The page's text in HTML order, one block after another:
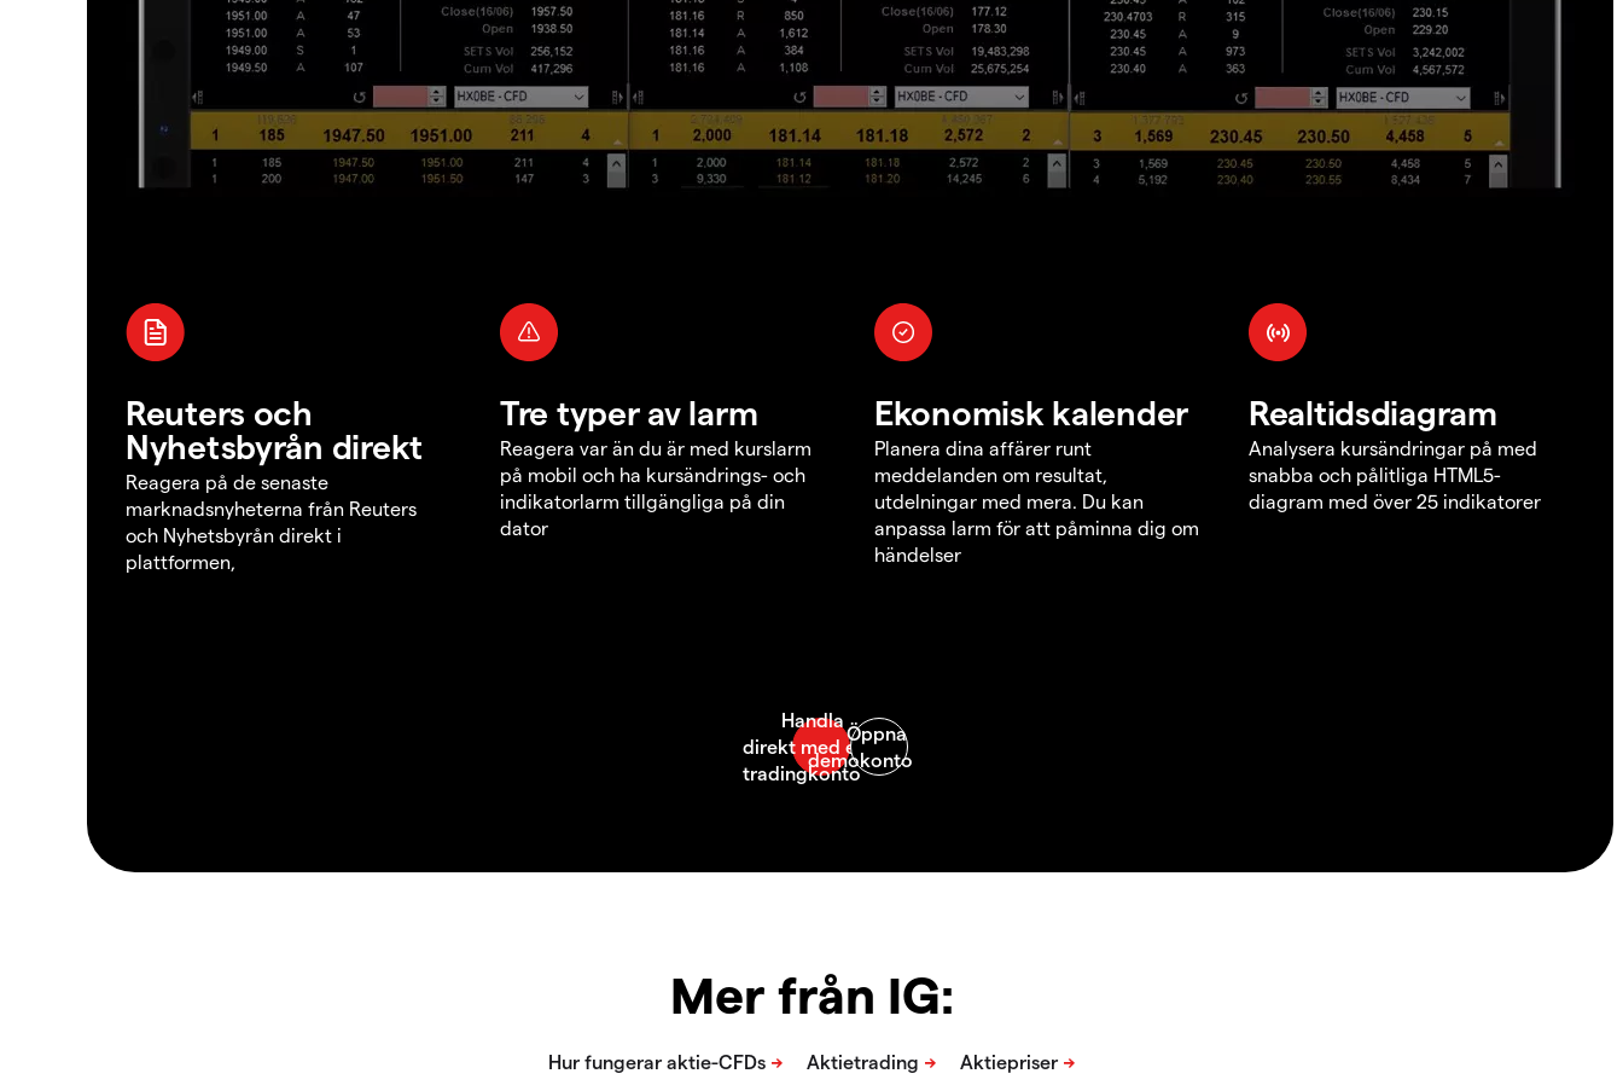
Reuters och
Nyhetsbyrån direkt
Reagera på de senaste
marknadsnyheterna från Reuters
och Nyhetsbyrån direkt i
plattformen,
Tre typer av larm
Reagera var än du är med kurslarm
på mobil och ha kursändrings- och
indikatorlarm tillgängliga på din
dator
Ekonomisk kalender
Planera dina affärer runt
meddelanden om resultat,
utdelningar med mera. Du kan
anpassa larm för att påminna dig om
händelser
Realtidsdiagram
Analysera kursändringar på med
snabba och pålitliga HTML5-
diagram med över 25 indikatorer
Mer från IG: